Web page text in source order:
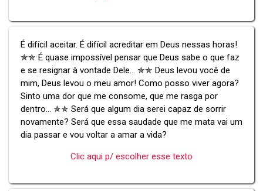
É difícil aceitar. É difícil acreditar em Deus nessas horas!
✯✯ É quase impossível pensar que Deus sabe o que faz
e se resignar à vontade Dele... ✯✯ Deus levou você de
mim, Deus levou o meu amor! Como posso viver agora?
Sinto uma dor que me consome, que me rasga por
dentro... ✯✯ Será que algum dia serei capaz de sorrir
novamente? Será que essa saudade que me mata vai um
dia passar e vou voltar a amar a vida?
Clic aqui p/ escolher esse texto